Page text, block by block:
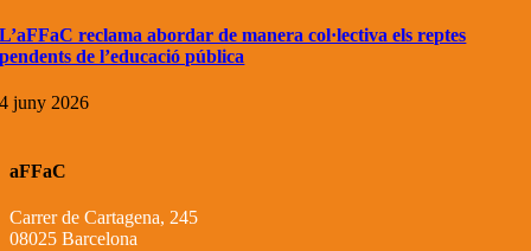
L’aFFaC reclama abordar de manera col·lectiva els reptes
pendents de l’educació pública
4 juny 2026
aFFaC
Carrer de Cartagena, 245
08025 Barcelona